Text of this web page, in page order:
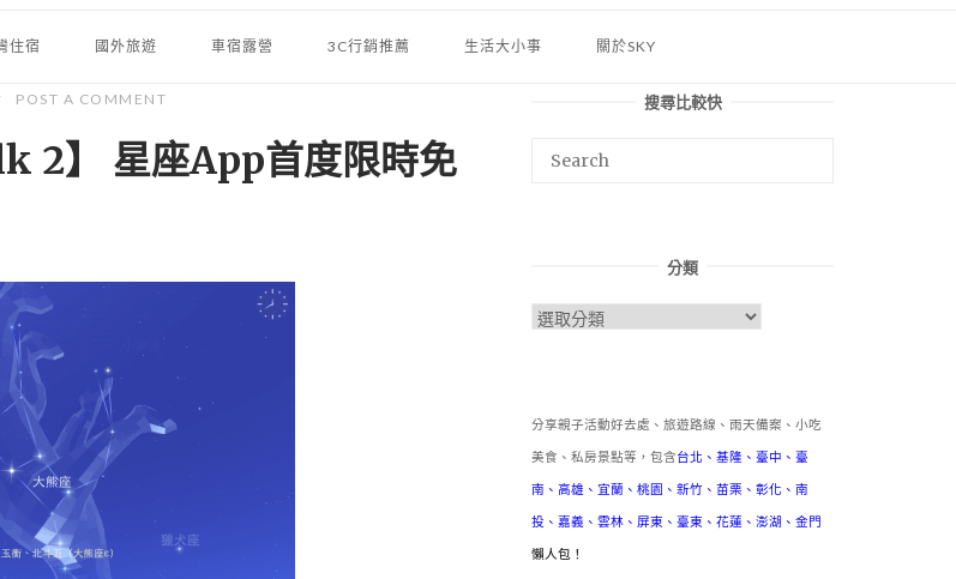
住宿 國外旅遊 車宿露營 3C行銷推薦 生活大小事 關於SKY
POST A COMMENT
2】 星座App首度限時免
搜尋比較快
分類
分
分享親子活動好去處、旅遊路線、雨天備案、小吃
美食、私房景點等，包含台北 、 基隆 、 臺中 、 臺
南 、 高雄 、 宜蘭 、 桃園 、 新竹 、 苗栗 、 彰化 、 南
投 、 嘉義 、 雲林 、 屏東 、 臺東 、 花蓮 、 澎湖 、 金門
懶人包！